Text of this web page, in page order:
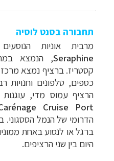
תחבורה בסנט לוסיה
מרבית אוניות
Seraphine, הנמצא
קסטריז. ברציף נמצא
כספים, טלפונים וחנויות
הרציף עמוס מדי, עוגנות
Cruise Port
הדרומי של הנמל הססגוני.
ברגל או לנסוע באחת
היום בין שני הרציפים.